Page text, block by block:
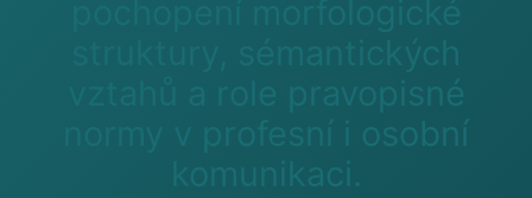
normy v profesní i osobní